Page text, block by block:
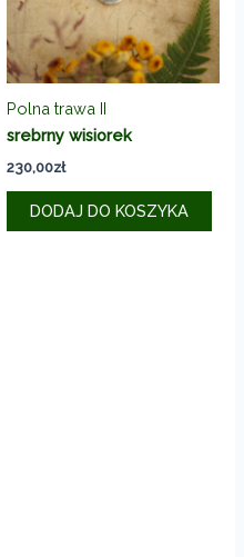
Polna trawa II
srebrny wisiorek
230,00zł
DODAJ DO KOSZYKA